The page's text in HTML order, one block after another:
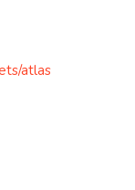
atlas